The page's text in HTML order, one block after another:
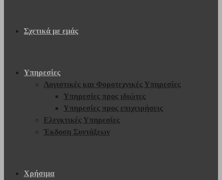
Σχετικά με εμάς
Υπηρεσίες
Λογιστικές και Φοροτεχνικές Υπηρεσίες
Υπηρεσίες προς ιδιώτες
Υπηρεσίες προς επιχειρήσεις
Ελεγκτικές Υπηρεσίες
Έκδοση Συντάξεων
Χρήσιμα